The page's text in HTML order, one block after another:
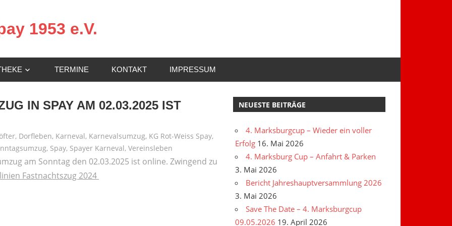
1953 e.V.
TERMINE KONTAKT IMPRESSUM
IN SPAY AM 02.03.2025 IST
, Dorfleben, Karneval, Karnevalsumzug, KG Rot-Weiss Spay,
, Spay, Spayer Karneval, Vereinsleben
am Sonntag den 02.03.2025 ist online. Zwingend zu
Fastnachtszug 2024
NEUESTE BEITRÄGE
4. Marksburgcup – Wieder ein voller
Erfolg 16. Mai 2026
4. Marksburg Cup – Anfahrt & Parken
3. Mai 2026
Bericht Jahreshauptversammlung 2026
3. Mai 2026
Save The Date – 4. Marksburgcup
09.05.2026 19. April 2026